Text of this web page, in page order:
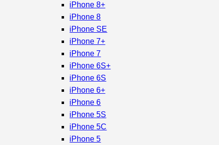
iPhone 8+
iPhone 8
iPhone SE
iPhone 7+
iPhone 7
iPhone 6S+
iPhone 6S
iPhone 6+
iPhone 6
iPhone 5S
iPhone 5C
iPhone 5